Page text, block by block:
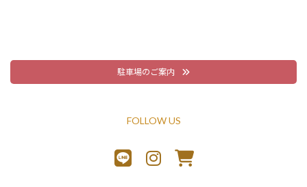
駐車場のご案内
FOLLOW US